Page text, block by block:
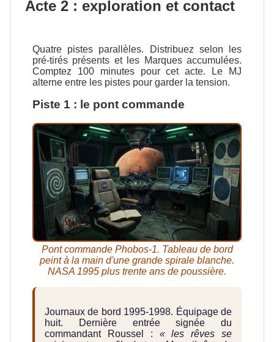
Acte 2 : exploration et contact
Quatre pistes parallèles. Distribuez selon les
pré-tirés présents et les Marques accumulées.
Comptez 100 minutes pour cet acte. Le MJ
alterne entre les pistes pour garder la tension.
Piste 1 : le pont commande
Pont commande Phobos-1. Tableau de bord
peint à la main d'une grande spirale blanche.
NASA 1995 plus trente ans de poussière.
Journaux de bord 1995-1998. Équipage de
huit. Dernière entrée signée du
commandant Roussel : « les rêves se